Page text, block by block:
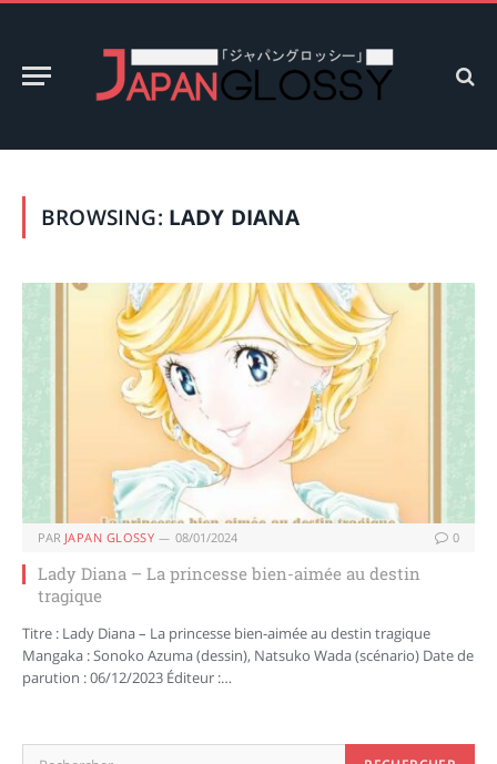
BROWSING: LADY DIANA
PAR JAPAN GLOSSY 08/01/2024 0
Lady Diana – La princesse bien-aimée au destin
tragique
Titre : Lady Diana – La princesse bien-aimée au destin tragique
Mangaka : Sonoko Azuma (dessin), Natsuko Wada (scénario) Date de
parution : 06/12/2023 Éditeur :…